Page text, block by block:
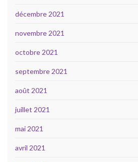
décembre 2021
novembre 2021
octobre 2021
septembre 2021
août 2021
juillet 2021
mai 2021
avril 2021